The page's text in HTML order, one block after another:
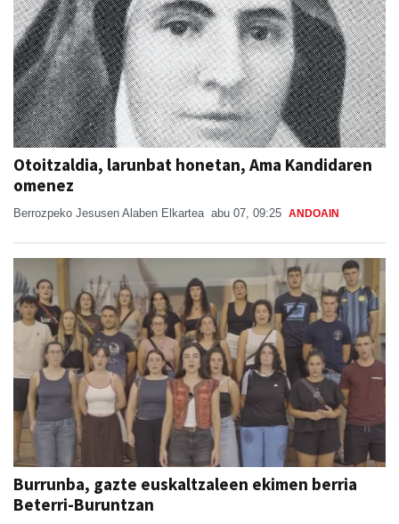
Otoitzaldia, larunbat honetan, Ama Kandidaren
omenez
Berrozpeko Jesusen Alaben Elkartea abu 07, 09:25 ANDOAIN
Burrunba, gazte euskaltzaleen ekimen berria
Beterri-Buruntzan